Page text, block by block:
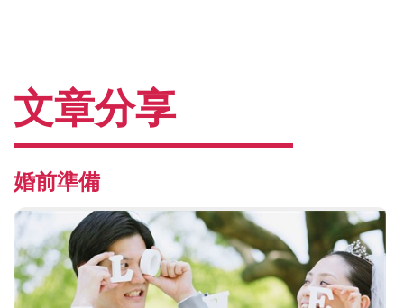
文章分享
婚前準備